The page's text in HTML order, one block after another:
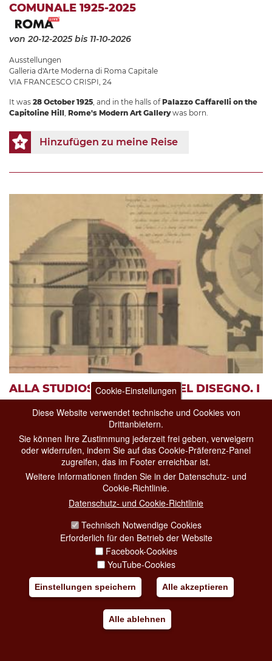
COMUNALE 1925-2025
von 20-12-2025bis 11-10-2026
Ausstellungen
Galleria d'Arte Moderna di Roma Capitale
VIA FRANCESCO CRISPI, 24
It was 28 October 1925, and in the halls ofPalazzo Caffarelli on the
Capitoline Hill, Rome's Modern Art Gallerywas born.
Hinzufügen zu meine Reise
ALLA STUDIOSA GIOVENTÙ DEL DISEGNO. I
(1702–1869) (TO THE STUDIOUS YOUTH OF
DRAWING. THE CLEMENTINE
ARCHITECTURE COMPETITIONS (1702–1869)
bis 24-10-2026
Piazza dell'Accademia di San Luca, 77
Alla studiosa Gioventù del Disegno. i Concorsi
Clementini di architettura (1702–1869) (
To the Studious Youth of
Hinzufügen zu meine Reise
Cookie-Einstellungen
Diese Website verwendet technische und Cookies von
Drittanbietern.
Sie können Ihre Zustimmung jederzeit frei geben, verweigern
oder widerrufen, indem Sie auf das Cookie-Präferenz-Panel
zugreifen, das im Footer erreichbar ist.
Weitere Informationen finden Sie in der Datenschutz- und
Cookie-Richtlinie.
Datenschutz- und Cookie-Richtlinie
Technisch Notwendige Cookies
Erforderlich für den Betrieb der Website
Facebook-Cookies
YouTube-Cookies
Einstellungen speichern Alle akzeptieren
Alle ablehnen